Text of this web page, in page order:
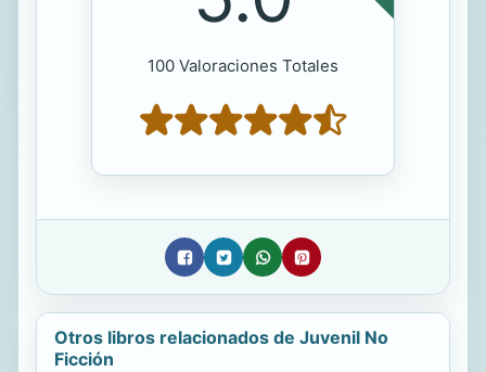
100 Valoraciones Totales
Otros libros relacionados de Juvenil No
Ficción